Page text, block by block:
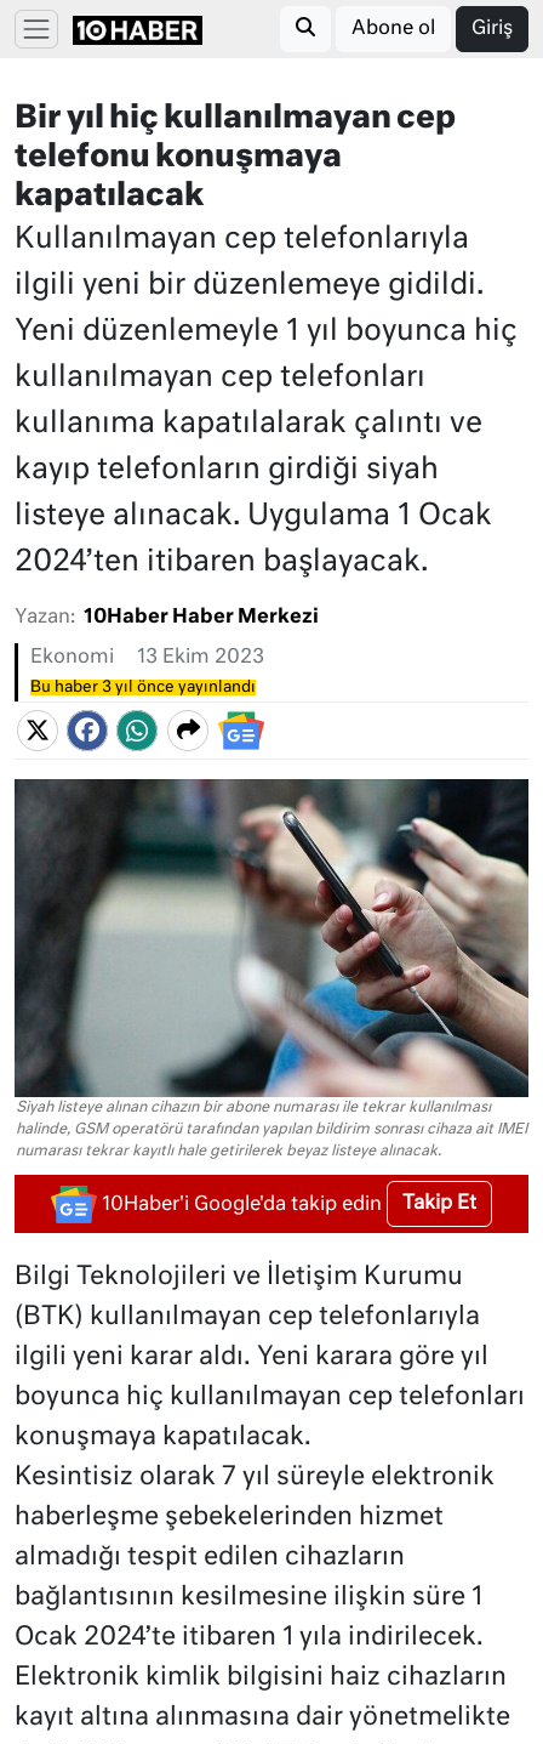
Abone ol Giriş
Bir yıl hiç kullanılmayan cep
telefonu konuşmaya
kapatılacak
Kullanılmayan cep telefonlarıyla
ilgili yeni bir düzenlemeye gidildi.
Yeni düzenlemeyle 1 yıl boyunca hiç
kullanılmayan cep telefonları
kullanıma kapatılalarak çalıntı ve
kayıp telefonların girdiği siyah
listeye alınacak. Uygulama 1 Ocak
2024’ten itibaren başlayacak.
Yazan: 10Haber Haber Merkezi
Ekonomi 13 Ekim 2023
Bu haber 3 yıl önce yayınlandı
Siyah listeye alınan cihazın bir abone numarası ile tekrar kullanılması
halinde, GSM operatörü tarafından yapılan bildirim sonrası cihaza ait IMEI
numarası tekrar kayıtlı hale getirilerek beyaz listeye alınacak.
10Haber'i Google'da takip edin Takip Et
Bilgi Teknolojileri ve İletişim Kurumu
(BTK) kullanılmayan cep telefonlarıyla
ilgili yeni karar aldı. Yeni karara göre yıl
boyunca hiç kullanılmayan cep telefonları
konuşmaya kapatılacak.
Kesintisiz olarak 7 yıl süreyle elektronik
haberleşme şebekelerinden hizmet
almadığı tespit edilen cihazların
bağlantısının kesilmesine ilişkin süre 1
Ocak 2024’te itibaren 1 yıla indirilecek.
Elektronik kimlik bilgisini haiz cihazların
kayıt altına alınmasına dair yönetmelikte